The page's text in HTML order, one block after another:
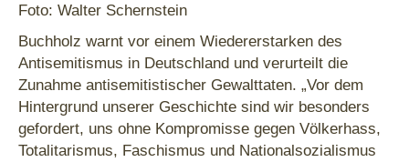
Foto: Walter Schernstein
Buchholz warnt vor einem Wiedererstarken des
Antisemitismus in Deutschland und verurteilt die
Zunahme antisemitistischer Gewalttaten. „Vor dem
Hintergrund unserer Geschichte sind wir besonders
gefordert, uns ohne Kompromisse gegen Völkerhass,
Totalitarismus, Faschismus und Nationalsozialismus